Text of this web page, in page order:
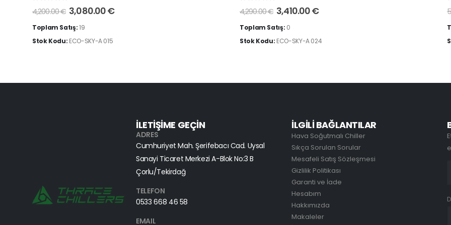
5 üzerinden
4,200.00€ 3,080.00€
Toplam Satış:19
Stok Kodu: ECO-SKY-A 015
5 üzerinden
4,290.00€ 3,410.00€
Toplam Satış: 0
Stok Kodu: ECO-SKY-A 024
İLETİŞİME GEÇİN
ADRES
Cumhuriyet Mah. Şerifebacı Cad. Uysal
Sanayi Ticaret Merkezi A-Blok No:3 B
Çorlu/Tekirdağ
TELEFON
0533 668 46 58
EMAIL
İLGİLİ BAĞLANTILAR
Hava Soğutmalı Chiller
Sıkça Sorulan Sorular
Mesafeli Satış Sözleşmesi
Gizlilik Politikası
Garanti ve İade
Hesabım
Hakkımızda
Makaleler